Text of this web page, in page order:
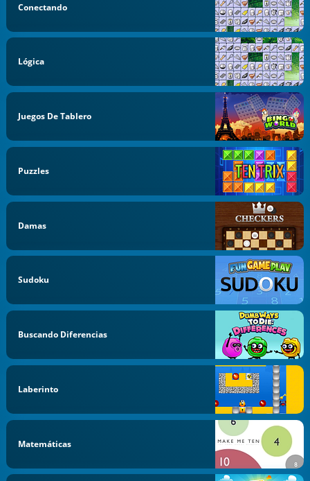
Conectando
Lógica
Juegos De Tablero
Puzzles
Damas
Sudoku
Buscando Diferencias
Laberinto
Matemáticas